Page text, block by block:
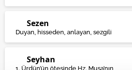
Sezen
Duyan, hisseden, anlayan, sezgili
Seyhan
1. Ürdün’ün ötesinde Hz. Musa’nın